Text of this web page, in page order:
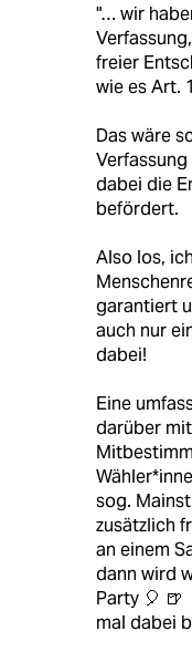
"… wir
freier
wie es Art.
Das wäre
dabei die
befördert.
Also los,
garantiert
auch nur
dabei!
Eine
darüber
sog.
zusätzlich
an einem
dann wird
Party 🎈 🍺
mal dabei